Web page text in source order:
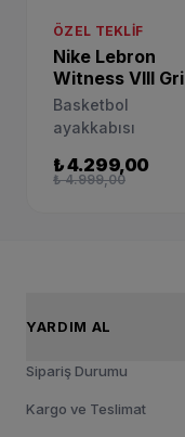
ÖZEL TEKLIF
Nike Lebron
Witness VIII Gri
Basketbol
Ayakkabısı
FB2239-004
Basketbol
ayakkabısı
₺ 4.299,00
₺ 4.999,00
YARDIM AL
Sipariş Durumu
Kargo ve Teslimat